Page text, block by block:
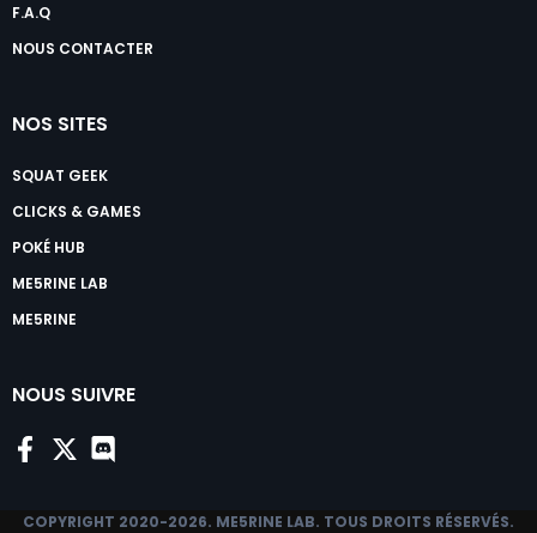
F.A.Q
NOUS CONTACTER
NOS SITES
SQUAT GEEK
CLICKS & GAMES
POKÉ HUB
ME5RINE LAB
ME5RINE
NOUS SUIVRE
COPYRIGHT 2020-2026. ME5RINE LAB. TOUS DROITS RÉSERVÉS.